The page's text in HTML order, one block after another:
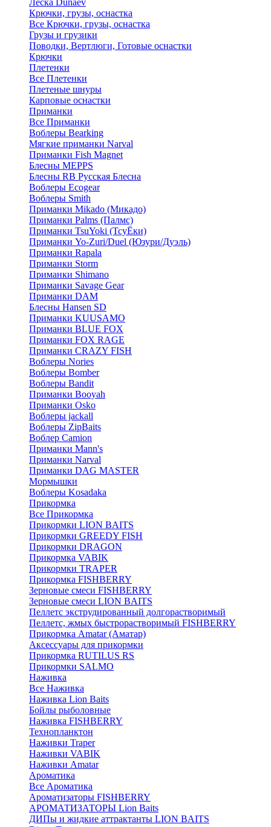
Леска Dunaev
Крючки, грузы, оснастка
Все Крючки, грузы, оснастка
Грузы и грузики
Поводки, Вертлюги, Готовые оснастки
Крючки
Плетенки
Все Плетенки
Плетеные шнуры
Карповые оснастки
Приманки
Все Приманки
Воблеры Bearking
Мягкие приманки Narval
Приманки Fish Magnet
Блесны MEPPS
Блесны RB Русская Блесна
Воблеры Ecogear
Воблеры Smith
Приманки Mikado (Микадо)
Приманки Palms (Палмс)
Приманки TsuYoki (ТсуЁки)
Приманки Yo-Zuri/Duel (Юзури/Дуэль)
Приманки Rapala
Приманки Storm
Приманки Shimano
Приманки Savage Gear
Приманки DAM
Блесны Hansen SD
Приманки KUUSAMO
Приманки BLUE FOX
Приманки FOX RAGE
Приманки CRAZY FISH
Воблеры Nories
Воблеры Bomber
Воблеры Bandit
Приманки Booyah
Приманки Osko
Воблеры jackall
Воблеры ZipBaits
Воблер Camion
Приманки Mann's
Приманки Narval
Приманки DAG MASTER
Мормышки
Воблеры Kosadaka
Прикормка
Все Прикормка
Прикормки LION BAITS
Прикормки GREEDY FISH
Прикормки DRAGON
Прикормка VABIK
Прикормки TRAPER
Прикормка FISHBERRY
Зерновые смеси FISHBERRY
Зерновые смеси LION BAITS
Пеллетс экструдированный долгорастворимый
Пеллетс, жмых быстрорастворимый FISHBERRY
Прикормка Amatar (Аматар)
Аксессуары для прикормки
Прикормка RUTILUS RS
Прикормки SALMO
Наживка
Все Наживка
Наживка Lion Baits
Бойлы рыболовные
Наживка FISHBERRY
Технопланктон
Наживки Traper
Наживки VABIK
Наживки Amatar
Ароматика
Все Ароматика
Ароматизаторы FISHBERRY
АРОМАТИЗАТОРЫ Lion Baits
ДИПы и жидкие аттрактанты LION BAITS